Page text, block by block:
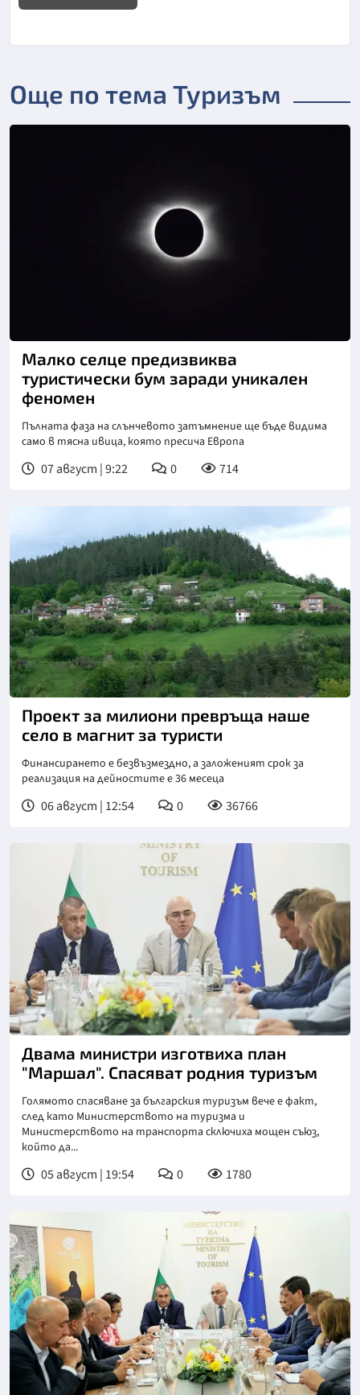
Още по тема Туризъм
Малко селце предизвиква
туристически бум заради уникален
феномен
Пълната фаза на слънчевото затъмнение ще бъде видима
само в тясна ивица, която пресича Европа
07 август | 9:22 0 714
Проект за милиони превръща наше
село в магнит за туристи
Финансирането е безвъзмездно, а заложеният срок за
реализация на дейностите е 36 месеца
06 август | 12:54 0 36766
Двама министри изготвиха план
"Маршал". Спасяват родния туризъм
Голямото спасяване за българския туризъм вече е факт,
след като Министерството на туризма и
Министерството на транспорта сключиха мощен съюз,
който да...
05 август | 19:54 0 1780